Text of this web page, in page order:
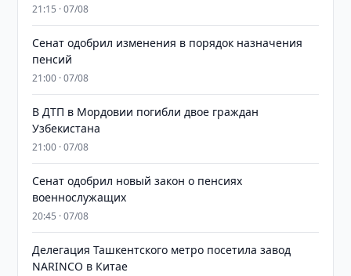
21:15 · 07/08
Сенат одобрил изменения в порядок назначения
пенсий
21:00 · 07/08
В ДТП в Мордовии погибли двое граждан
Узбекистана
21:00 · 07/08
Сенат одобрил новый закон о пенсиях
военнослужащих
20:45 · 07/08
Делегация Ташкентского метро посетила завод
NARINCO в Китае